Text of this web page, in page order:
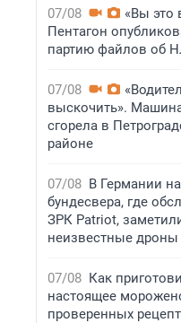
07/08
«Вы это
Пентагон
партию файлов об
07/08
выскочить».
сгорела в
районе
07/08 В Германии
бундесвера, где
ЗРК Patriot,
неизвестные дроны
07/08 Как
настоящее
проверенных